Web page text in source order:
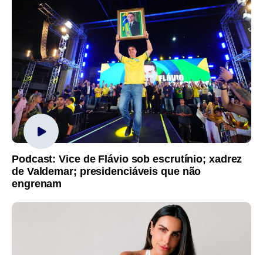
Podcast: Vice de Flávio sob escrutínio; xadrez
de Valdemar; presidenciáveis que não
engrenam